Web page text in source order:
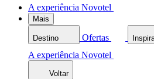
A experiência Novotel
Mais
Destino Ofertas
A experiência Novotel
Voltar